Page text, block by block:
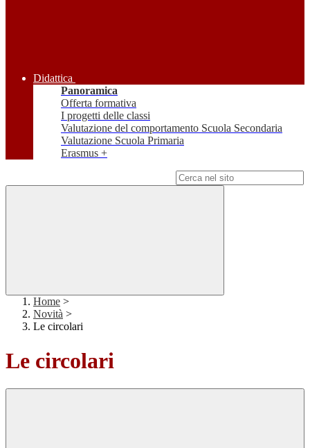
Didattica
Panoramica
Offerta formativa
I progetti delle classi
Valutazione del comportamento Scuola Secondaria
Valutazione Scuola Primaria
Erasmus +
Home >
Novità >
Le circolari
Le circolari